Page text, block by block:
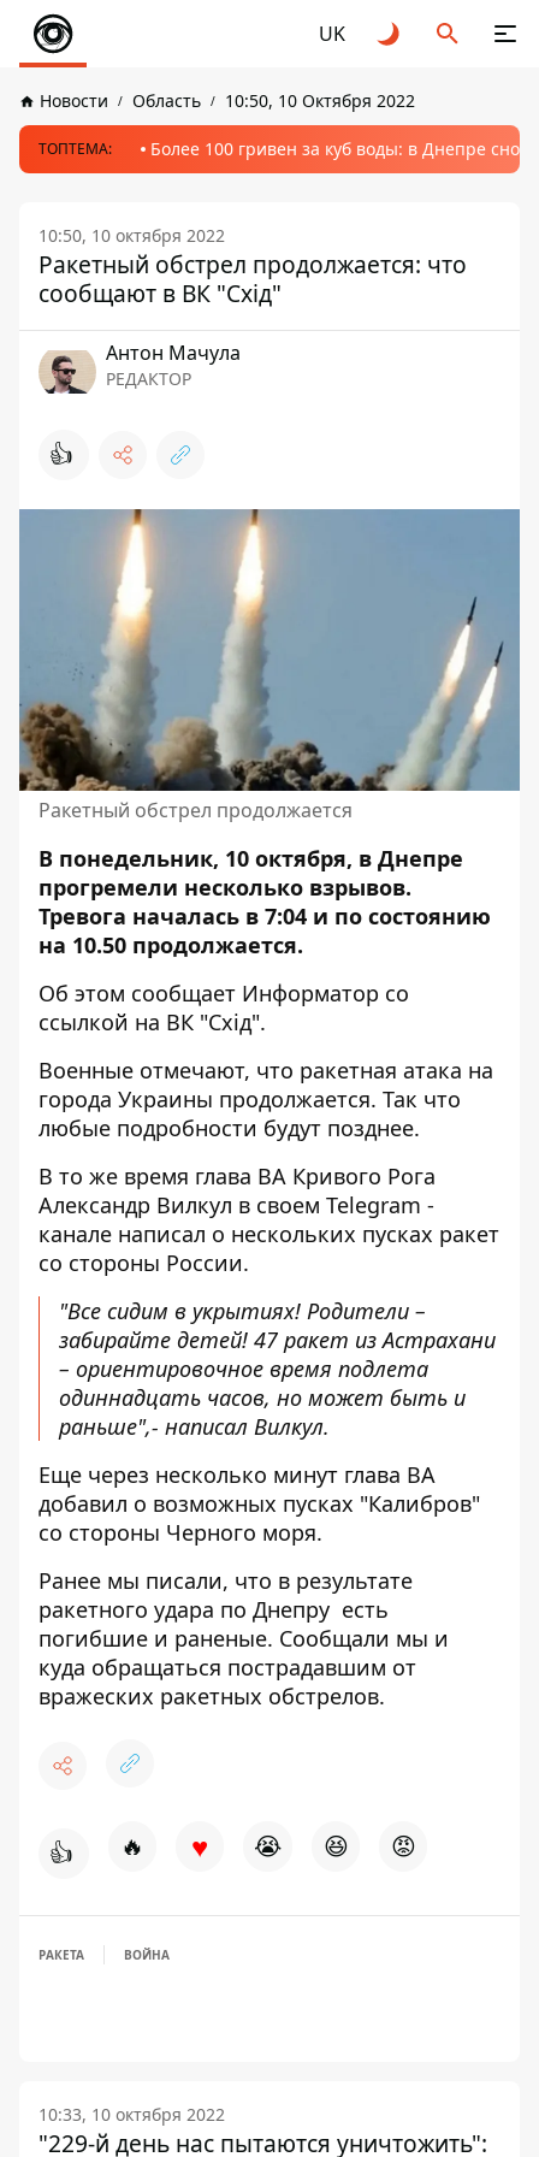
UK
Новости Область 10:50, 10 Октября 2022
ТОПТЕМА: Более 100 гривен за куб воды: в Днепре
10:50, 10 октября 2022
Ракетный обстрел продолжается: что
сообщают в ВК "Схід"
Антон Мачула
РЕДАКТОР
👍
Ракетный обстрел продолжается
В понедельник, 10 октября, в Днепре
прогремели несколько взрывов.
Тревога началась в 7:04 и по состоянию
на 10.50 продолжается.
Об этом сообщает Информатор со
ссылкой на ВК "Схід".
Военные отмечают, что ракетная атака на
города Украины продолжается. Так что
любые подробности будут позднее.
В то же время глава ВА Кривого Рога
Александр Вилкул в своем Telegram -
канале написал о нескольких пусках ракет
со стороны России.
"Все сидим в укрытиях! Родители –
забирайте детей! 47 ракет из Астрахани
– ориентировочное время подлета
одиннадцать часов, но может быть и
раньше",- написал Вилкул.
Еще через несколько минут глава ВА
добавил о возможных пусках "Калибров"
со стороны Черного моря.
Ранее мы писали, что в результате
ракетного удара по Днепру есть
погибшие и раненые. Сообщали мы и
куда обращаться пострадавшим от
вражеских ракетных обстрелов.
👍 🔥 ♥ 😭 😆 😡
РАКЕТА ВОЙНА
10:33, 10 октября 2022
"229-й день нас пытаются уничтожить":